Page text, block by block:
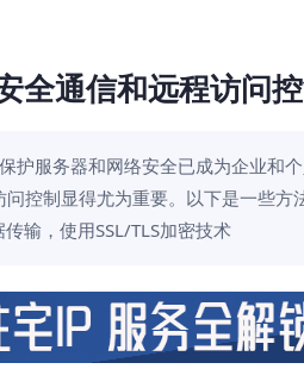
全通信和远程访问
护服务器和网络安全已成为企业和
控制显得尤为重要。以下是一些方
输，使用SSL/TLS加密技术